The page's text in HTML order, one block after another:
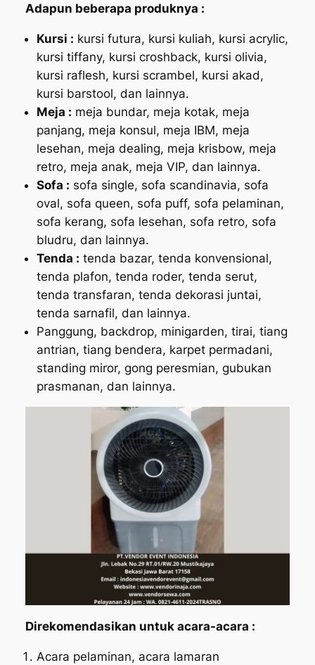
Adapun beberapa produknya :
Kursi : kursi futura, kursi kuliah, kursi acrylic,
kursi tiffany, kursi croshback, kursi olivia,
kursi raflesh, kursi scrambel, kursi akad,
kursi barstool, dan lainnya.
Meja : meja bundar, meja kotak, meja
panjang, meja konsul, meja IBM, meja
lesehan, meja dealing, meja krisbow, meja
retro, meja anak, meja VIP, dan lainnya.
Sofa : sofa single, sofa scandinavia, sofa
oval, sofa queen, sofa puff, sofa pelaminan,
sofa kerang, sofa lesehan, sofa retro, sofa
bludru, dan lainnya.
Tenda : tenda bazar, tenda konvensional,
tenda plafon, tenda roder, tenda serut,
tenda transfaran, tenda dekorasi juntai,
tenda sarnafil, dan lainnya.
Panggung, backdrop, minigarden, tirai, tiang
antrian, tiang bendera, karpet permadani,
standing miror, gong peresmian, gubukan
prasmanan, dan lainnya.
Direkomendasikan untuk acara-acara :
Acara pelaminan, acara lamaran